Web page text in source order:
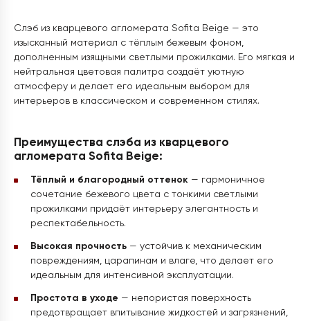
Слэб из кварцевого агломерата Sofita Beige — это
изысканный материал с тёплым бежевым фоном,
дополненным изящными светлыми прожилками. Его мягкая и
нейтральная цветовая палитра создаёт уютную
атмосферу и делает его идеальным выбором для
интерьеров в классическом и современном стилях.
Преимущества слэба из кварцевого
агломерата Sofita Beige:
Тёплый и благородный оттенок — гармоничное
сочетание бежевого цвета с тонкими светлыми
прожилками придаёт интерьеру элегантность и
респектабельность.
Высокая прочность — устойчив к механическим
повреждениям, царапинам и влаге, что делает его
идеальным для интенсивной эксплуатации.
Простота в уходе — непористая поверхность
предотвращает впитывание жидкостей и загрязнений,